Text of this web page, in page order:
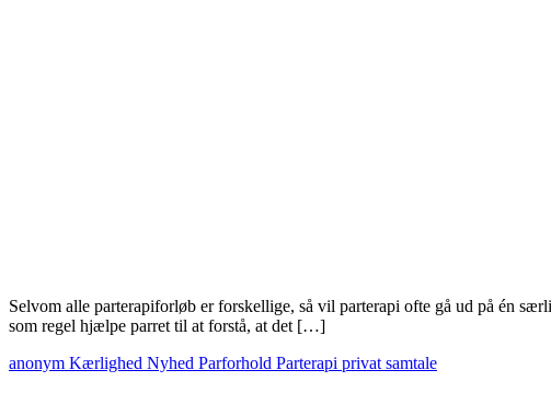
Selvom alle parterapiforløb er forskellige, så vil parterapi ofte gå ud på én
som regel hjælpe parret til at forstå, at det […]
anonym Kærlighed Nyhed Parforhold Parterapi privat samtale